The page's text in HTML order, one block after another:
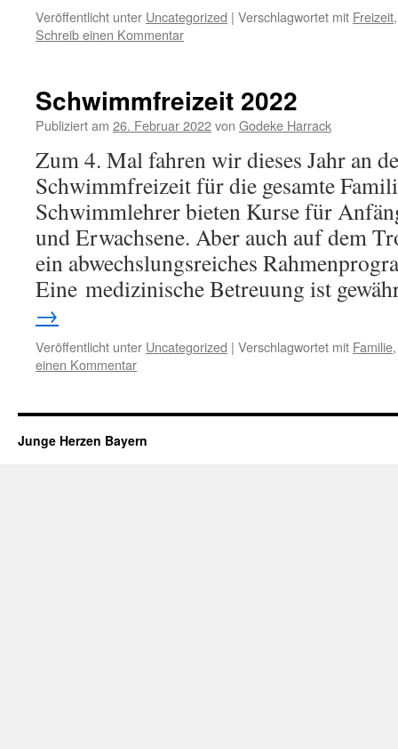
Veröffentlicht unter Uncategorized | Verschlagwortet mit Freizeit
Schreib einen Kommentar
Schwimmfreizeit 2022
Publiziert am 26. Februar 2022von Godeke Harrack
Zum 4. Mal fahren wir dieses Jahr an
Schwimmfreizeit für die gesamte
Schwimmlehrer bieten Kurse für
und Erwachsene. Aber auch auf dem
ein abwechslungsreiches
Eine medizinische Betreuung ist
→
Veröffentlicht unter Uncategorized | Verschlagwortet mit Familie
einen Kommentar
Junge Herzen Bayern